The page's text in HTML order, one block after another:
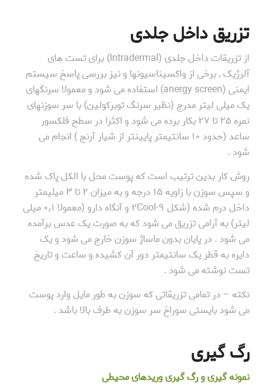
تزریق داخل جلدی
از تزریقات داخل جلدی (Intradermal) برای تست های
آلرژیک , برخی از واکسیناسیونها و نیز بررسی پاسخ سیستم
ایمنی (anergy screen) استفاده می شود و معمولا سرنگهای
یک میلی لیتر مدرج (نظیر سرنگ توبرکولین) با سر سوزنهای
نمره ۲۵ تا ۲۷ بکار برده می شود و اکثرا در سطح فلکسور
ساعد (حدود ۱۰ سانتیمتر پایینتر از شیار آرنج ) انجام می
شود .
روش کار بدین ترتیب است که پوست محل با الکل پاک شده
و سپس سوزن با زاویه ۱۵ درجه و به میزان ۲ تا ۳ میلیمتر
داخل درم شده (شکل ۹-۲Cool و آنگاه دارو (معمولا ۰٫۱ میلی
لیتر) به آرامی تزریق می شود که به صورت یک عدس برآمده
می شود . در پایان بدون ماساژ سوزن خارج می شود و یک
دایره به قطر یک سانتیمتر دور آن کشیده و ساعت و تاریخ
تست نوشته می شود .
نکته – در تمامی تزریقاتی که سوزن به طور مایل وارد پوست
می شود بایستی سوراخ سر سوزن به طرف بالا باشد .
رگ گیری
نمونه گیری و رگ گیری وریدهای محیطی